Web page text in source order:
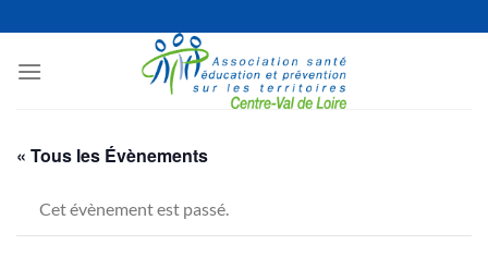
au
contenu
« Tous les Évènements
Cet évènement est passé.